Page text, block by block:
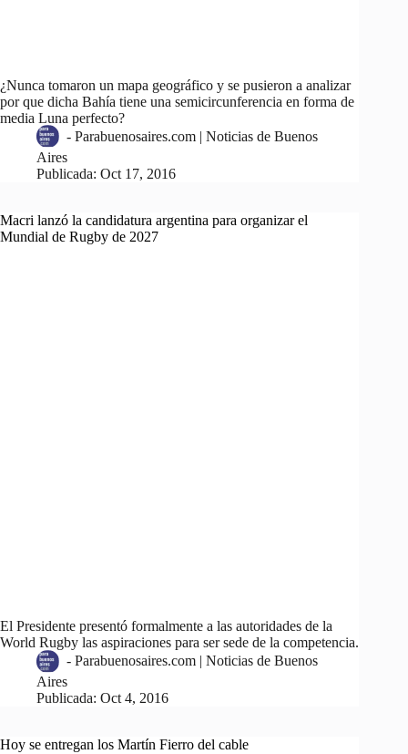
¿Nunca tomaron un mapa geográfico y se pusieron a analizar
por que dicha Bahía tiene una semicircunferencia en forma de
media Luna perfecto?
- Parabuenosaires.com | Noticias de Buenos
Aires
Publicada: Oct 17, 2016
Macri lanzó la candidatura argentina para organizar el
Mundial de Rugby de 2027
El Presidente presentó formalmente a las autoridades de la
World Rugby las aspiraciones para ser sede de la competencia.
- Parabuenosaires.com | Noticias de Buenos
Aires
Publicada: Oct 4, 2016
Hoy se entregan los Martín Fierro del cable